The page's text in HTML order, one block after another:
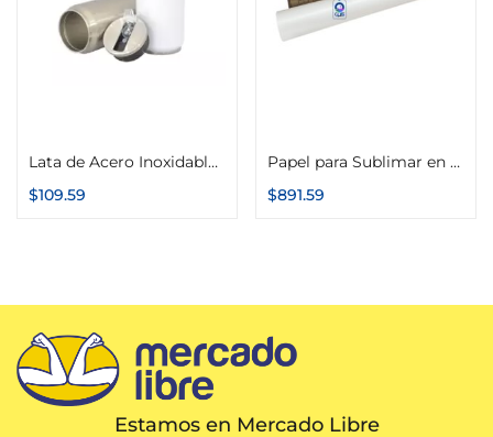
Lata de Acero Inoxidable Térmica de 450ml
$109.59
Papel para Sublimar en Rollo 44″ x 100m 100g Secado Rápido Premium Color Make
$891.59
Estamos en Mercado Libre